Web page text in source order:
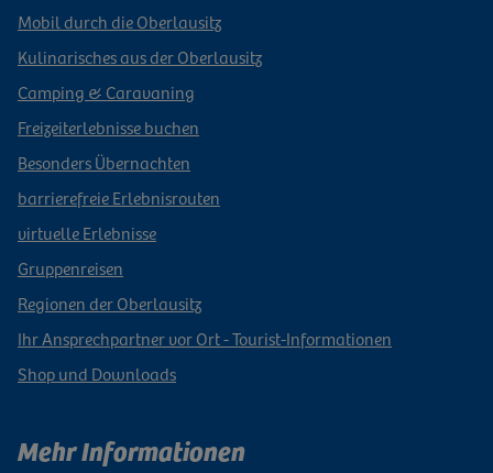
Mobil durch die Oberlausitz
Kulinarisches aus der Oberlausitz
Camping & Caravaning
Freizeiterlebnisse buchen
Besonders Übernachten
barrierefreie Erlebnisrouten
virtuelle Erlebnisse
Gruppenreisen
Regionen der Oberlausitz
Ihr Ansprechpartner vor Ort - Tourist-Informationen
Shop und Downloads
Mehr Informationen